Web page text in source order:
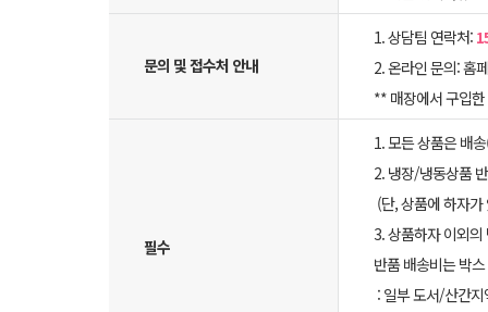
문의 및 접수처 안내
1. 상담팀 연락처:
2. 온라인 문의: 홈
** 매장에서 구입
필수
1. 모든 상품은 배
2. 냉장/냉동상품
(단, 상품에 하자
3. 상품하자 이외
반품 배송비는 박
: 일부 도서/산간